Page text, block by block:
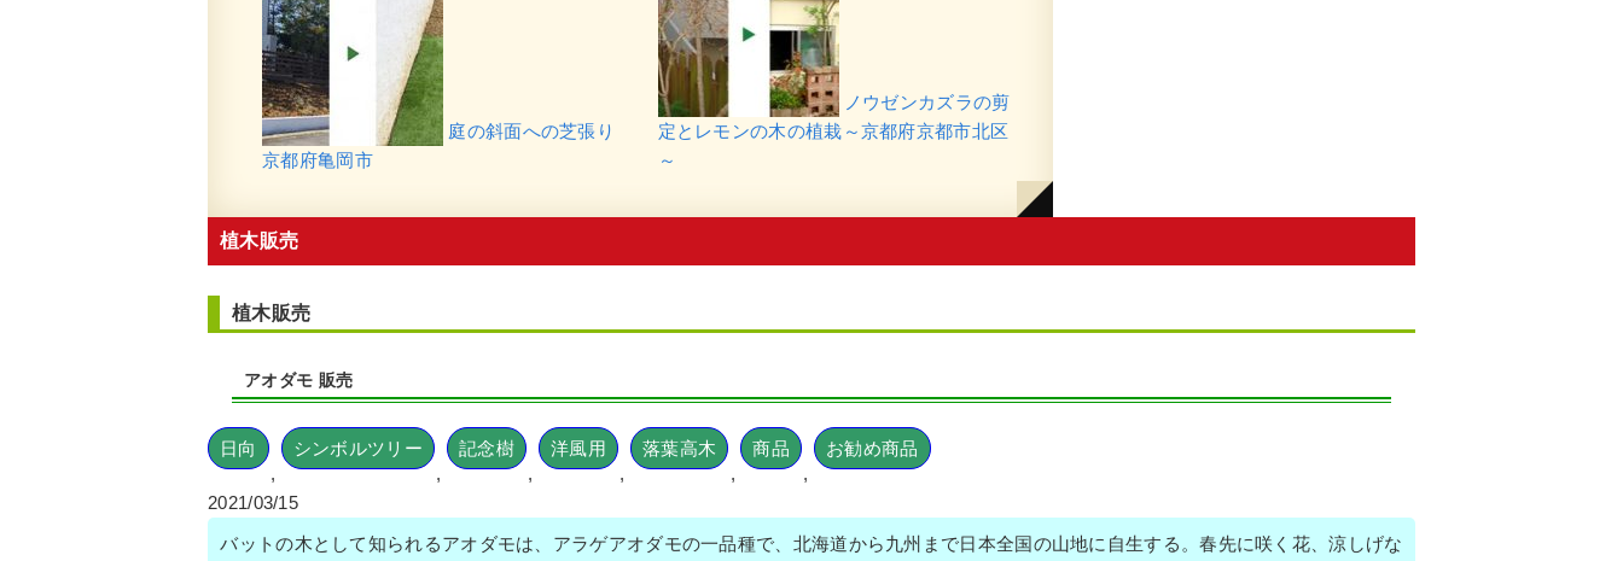
庭の斜面への芝張り
京都府亀岡市
ノウゼンカズラの剪
定とレモンの木の植栽～京都府京都市北区
～
植木販売
植木販売
アオダモ 販売
日向
,
シンボルツリー
,
記念樹
,
洋風用
,
落葉高木
,
商品
,
お勧め商品
2021/03/15
バットの木として知られるアオダモは、アラゲアオダモの一品種で、北海道から九州まで日本全国の山地に自生する。春先に咲く花、涼しげな